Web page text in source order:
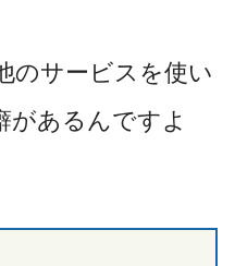
のサービスを使い
があるんですよ